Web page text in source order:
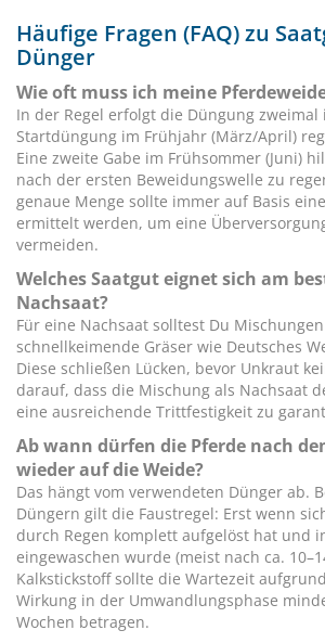
Häufige Fragen (FAQ) zu
Dünger
Wie oft muss ich meine
In der Regel erfolgt die Düngung zweimal
Startdüngung im Frühjahr (März/April)
Eine zweite Gabe im Frühsommer (Juni)
nach der ersten Beweidungswelle zu
genaue Menge sollte immer auf Basis
ermittelt werden, um eine
vermeiden.
Welches Saatgut eignet sich am
Nachsaat?
Für eine Nachsaat solltest Du
schnellkeimende Gräser wie Deutsches
Diese schließen Lücken, bevor Unkraut
darauf, dass die Mischung als Nachsaat
eine ausreichende Trittfestigkeit zu
Ab wann dürfen die Pferde nach
wieder auf die Weide?
Das hängt vom verwendeten Dünger ab.
Düngern gilt die Faustregel: Erst wenn
durch Regen komplett aufgelöst hat und
eingewaschen wurde (meist nach ca.
Kalkstickstoff sollte die Wartezeit
Wirkung in der Umwandlungsphase
Wochen betragen.